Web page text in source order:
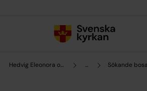
Hedvig Eleonora och Oscars församling ... Sökande